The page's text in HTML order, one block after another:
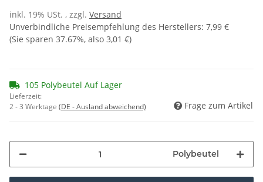
inkl. 19% USt. , zzgl. Versand
Unverbindliche Preisempfehlung des Herstellers: 7,99 €
(Sie sparen 37.67%, also 3,01 €)
105 Polybeutel Auf Lager
Lieferzeit:
2 - 3 Werktage (DE - Ausland abweichend) Frage zum Artikel
Polybeutel